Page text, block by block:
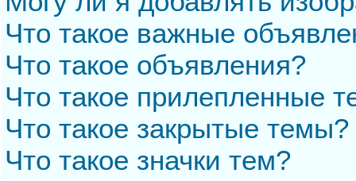
Что такое важные
Что такое объявления?
Что такое прилепленные
Что такое закрытые темы?
Что такое значки тем?